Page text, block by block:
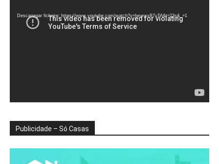
vídeo
Descarregar ficheiro: https://www.youtube.com/watch?v=heunxxB7uTA&t=22s&_=1
Publicidade – Só Casas